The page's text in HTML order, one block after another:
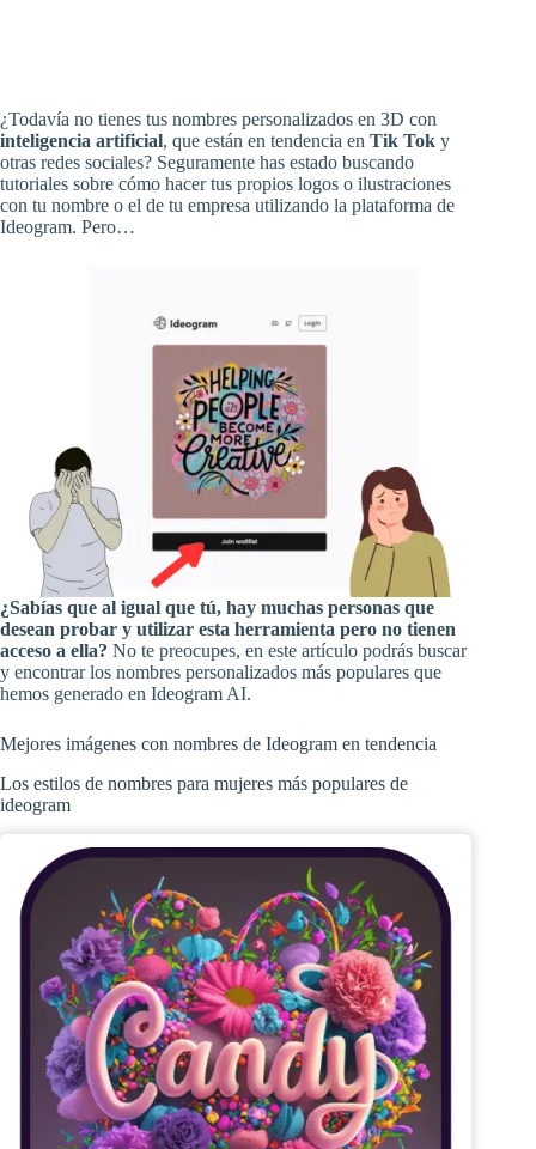
¿Todavía no tienes tus nombres personalizados en 3D con
inteligencia artificial, que están en tendencia en Tik Tok y
otras redes sociales? Seguramente has estado buscando
tutoriales sobre cómo hacer tus propios logos o ilustraciones
con tu nombre o el de tu empresa utilizando la plataforma de
Ideogram. Pero…
¿Sabías que al igual que tú, hay muchas personas que
desean probar y utilizar esta herramienta pero no tienen
acceso a ella? No te preocupes, en este artículo podrás buscar
y encontrar los nombres personalizados más populares que
hemos generado en Ideogram AI.
Mejores imágenes con nombres de Ideogram en tendencia
Los estilos de nombres para mujeres más populares de
ideogram